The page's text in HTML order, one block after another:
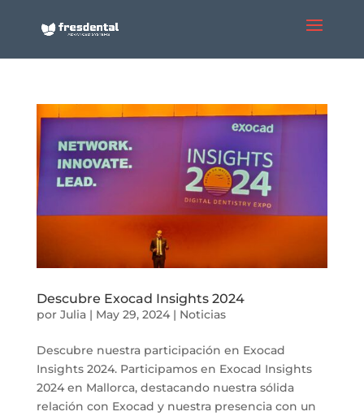
Descubre Exocad Insights 2024
por Julia| May 29, 2024| Noticias
Descubre nuestra participación en Exocad
Insights 2024. Participamos en Exocad Insights
2024 en Mallorca, destacando nuestra sólida
relación con Exocad y nuestra presencia con un